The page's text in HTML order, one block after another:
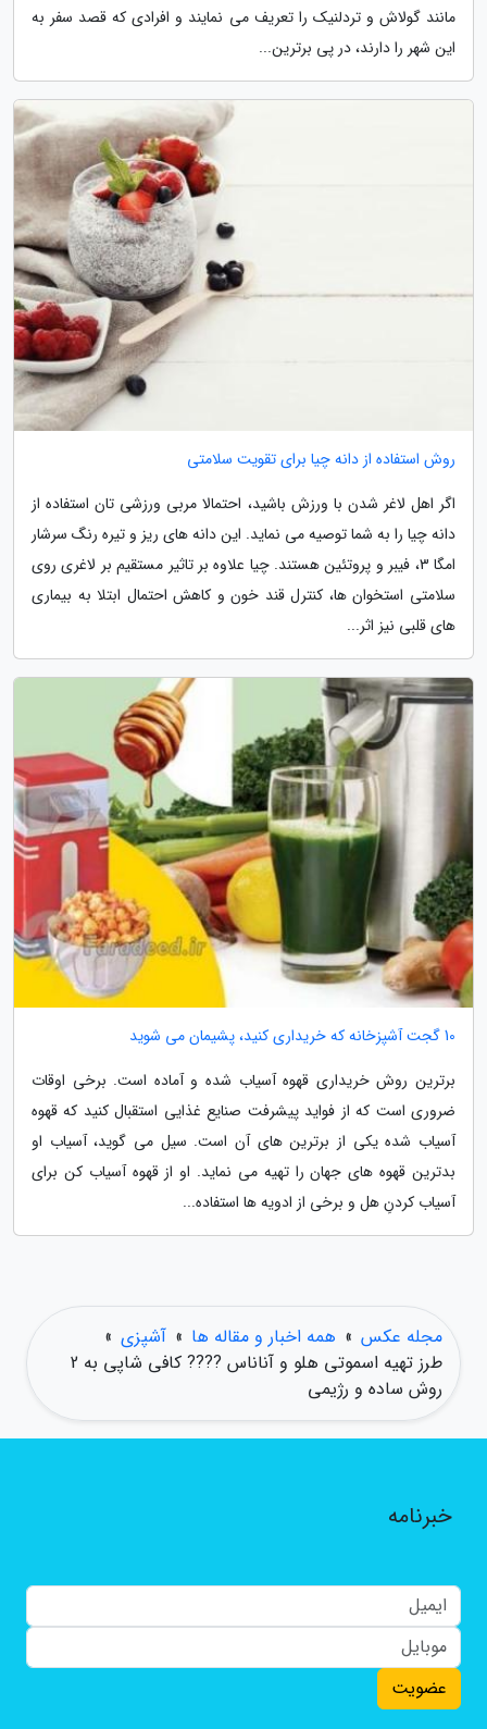
مانند گولاش و تردلنیک را تعریف می نمایند و افرادی که قصد سفر به
این شهر را دارند، در پی برترین...
روش استفاده از دانه چیا برای تقویت سلامتی
اگر اهل لاغر شدن با ورزش باشید، احتمالا مربی ورزشی تان استفاده از
دانه چیا را به شما توصیه می نماید. این دانه های ریز و تیره رنگ سرشار
امگا 3، فیبر و پروتئین هستند. چیا علاوه بر تاثیر مستقیم بر لاغری روی
سلامتی استخوان ها، کنترل قند خون و کاهش احتمال ابتلا به بیماری
های قلبی نیز اثر...
10 گجت آشپزخانه که خریداری کنید، پشیمان می شوید
برترین روش خریداری قهوه آسیاب شده و آماده است. برخی اوقات
ضروری است که از فواید پیشرفت صنایع غذایی استقبال کنید که قهوه
آسیاب شده یکی از برترین های آن است. سیل می گوید، آسیاب او
بدترین قهوه های جهان را تهیه می نماید. او از قهوه آسیاب کن برای
آسیاب کردنِ هل و برخی از ادویه ها استفاده...
مجله عکس » همه اخبار و مقاله ها » آشپزی »
طرز تهیه اسموتی هلو و آناناس ???? کافی شاپی به 2
روش ساده و رژیمی
خبرنامه
عضویت